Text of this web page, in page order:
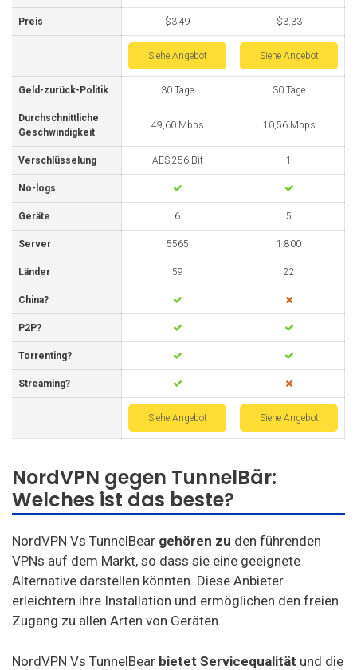
Preis $3.49 $3.33
Siehe Angebot Siehe Angebot
Geld-zurück-Politik 30 Tage 30 Tage
Durchschnittliche
Geschwindigkeit
49,60 Mbps 10,56 Mbps
Verschlüsselung AES 256-Bit 1
No-logs
Geräte 6 5
Server 5565 1.800
Länder 59 22
China?
P2P?
Torrenting?
Streaming?
Siehe Angebot Siehe Angebot
NordVPN gegen TunnelBär:
Welches ist das beste?
NordVPN Vs TunnelBear gehören zu den führenden
VPNs auf dem Markt, so dass sie eine geeignete
Alternative darstellen könnten. Diese Anbieter
erleichtern ihre Installation und ermöglichen den freien
Zugang zu allen Arten von Geräten.
NordVPN Vs TunnelBear bietet Servicequalität und die